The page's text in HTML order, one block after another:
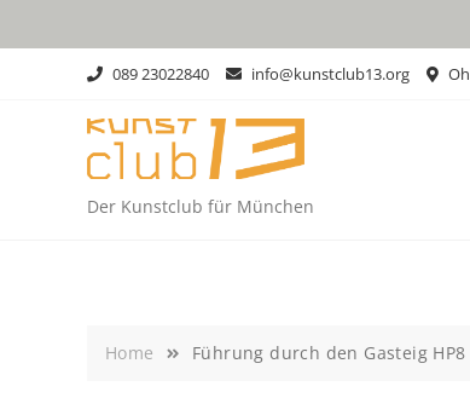
089 23022840 info@kunstclub13.org
Der Kunstclub für München
Home Führung durch den Gasteig